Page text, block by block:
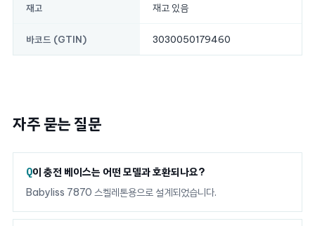
재고 재고 있음
바코드 (GTIN) 3030050179460
자주 묻는 질문
이 충전 베이스는 어떤 모델과 호환되나요?
Babyliss 7870 스켈레톤용으로 설계되었습니다.